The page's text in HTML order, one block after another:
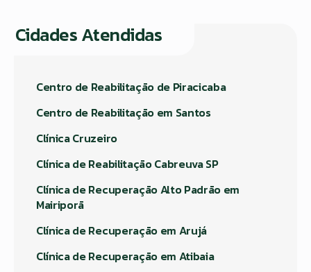
Cidades Atendidas
Centro de Reabilitação de Piracicaba
Centro de Reabilitação em Santos
Clínica Cruzeiro
Clínica de Reabilitação Cabreuva SP
Clínica de Recuperação Alto Padrão em
Mairiporã
Clínica de Recuperação em Arujá
Clínica de Recuperação em Atibaia